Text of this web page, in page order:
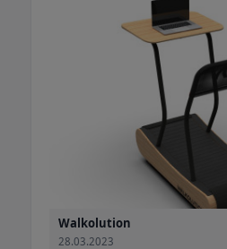
Walkolution
28.03.2023